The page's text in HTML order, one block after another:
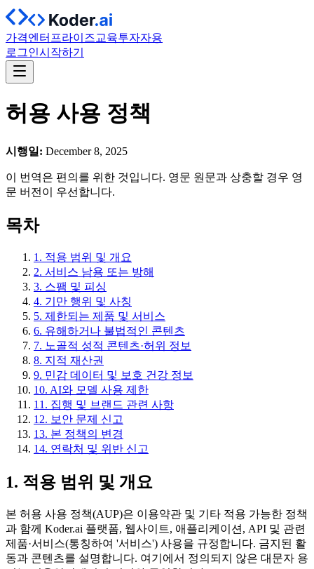
가격엔터프라이즈교육투자자용
로그인시작하기
허용 사용 정책
시행일: December 8, 2025
이 번역은 편의를 위한 것입니다. 영문 원문과 상충할 경우 영
문 버전이 우선합니다.
목차
1. 적용 범위 및 개요
2. 서비스 남용 또는 방해
3. 스팸 및 피싱
4. 기만 행위 및 사칭
5. 제한되는 제품 및 서비스
6. 유해하거나 불법적인 콘텐츠
7. 노골적 성적 콘텐츠·허위 정보
8. 지적 재산권
9. 민감 데이터 및 보호 건강 정보
10. AI와 모델 사용 제한
11. 집행 및 브랜드 관련 사항
12. 보안 문제 신고
13. 본 정책의 변경
14. 연락처 및 위반 신고
1. 적용 범위 및 개요
본 허용 사용 정책(AUP)은 이용약관 및 기타 적용 가능한 정책
과 함께 Koder.ai 플랫폼, 웹사이트, 애플리케이션, API 및 관련
제품·서비스(통칭하여 '서비스') 사용을 규정합니다. 금지된 활
동과 콘텐츠를 설명합니다. 여기에서 정의되지 않은 대문자 용